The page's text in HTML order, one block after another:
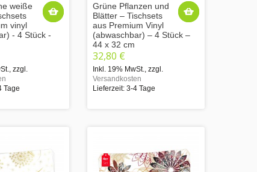
weiße
vinyl
- 4 Stück -
zzgl.
Tage
Grüne Pflanzen und
Blätter – Tischsets
aus Premium Vinyl
(abwaschbar) – 4 Stück –
44 x 32 cm
32,80 €
Inkl. 19% MwSt. zzgl.
Versandkosten
Lieferzeit: 3-4 Tage